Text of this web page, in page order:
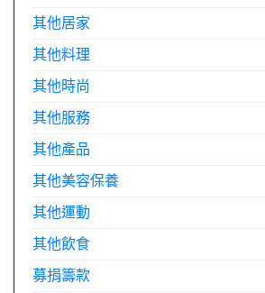
其他居家
其他料理
其他時尚
其他服務
其他產品
其他美容保養
其他運動
其他飲食
募捐籌款